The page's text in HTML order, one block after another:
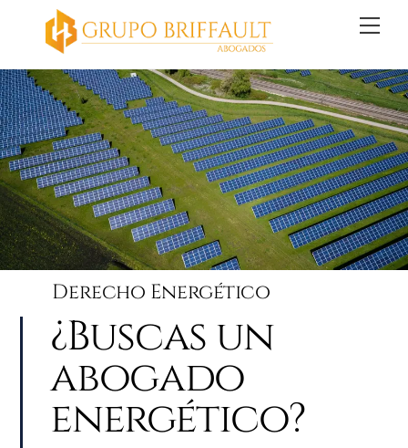
content
Derecho Energético
¿Buscas un
abogado
energético?
Back
To
Top